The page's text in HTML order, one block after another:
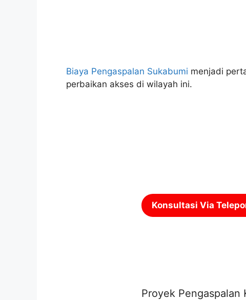
Biaya Pengaspalan Sukabumi menjadi
perbaikan akses di wilayah ini.
Konsultasi Via
Proyek Pengaspalan